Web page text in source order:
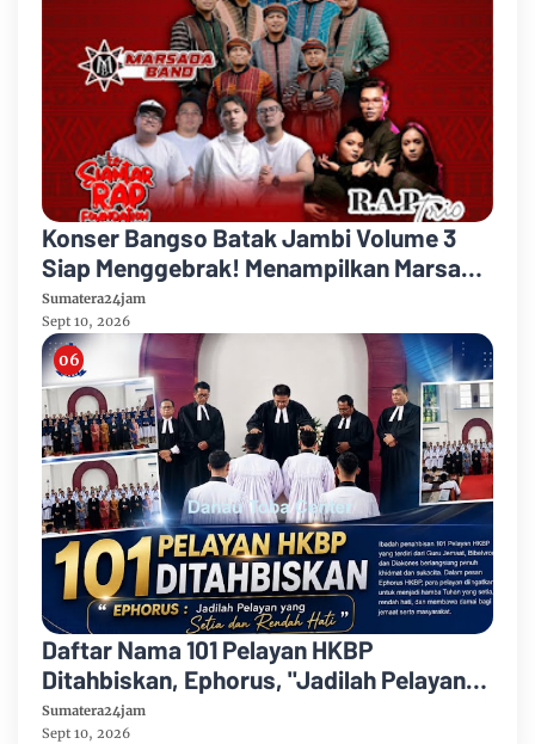
Konser Bangso Batak Jambi Volume 3
Siap Menggebrak! Menampilkan Marsada
Band, Siantar Rap Foundation, Rap Trio
Sumatera24jam
Sept 10, 2026
Daftar Nama 101 Pelayan HKBP
Ditahbiskan, Ephorus, "Jadilah Pelayan
yang Setia dan Rendah Hati"
Sumatera24jam
Sept 10, 2026